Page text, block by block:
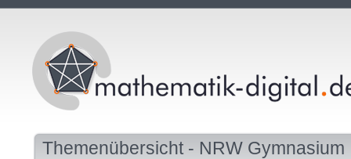
Themenübersicht - NRW Gymnasium